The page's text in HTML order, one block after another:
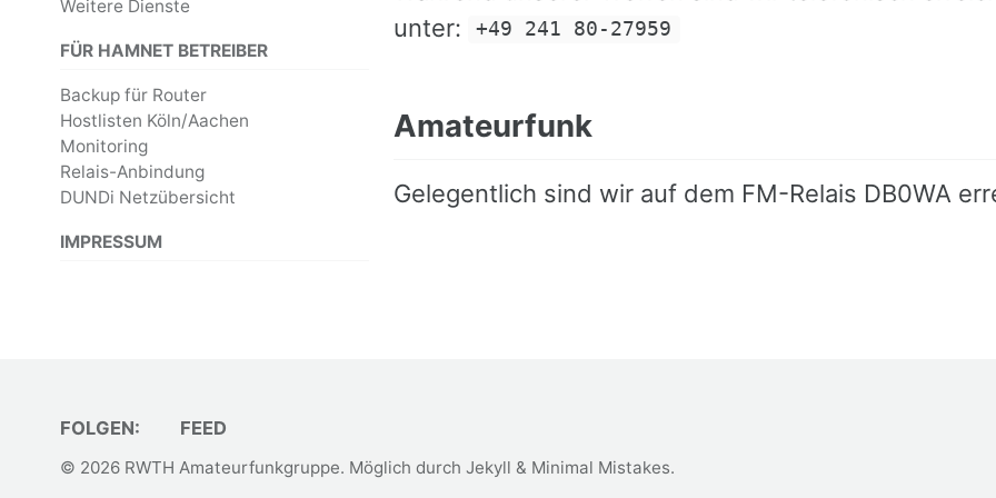
Weitere Dienste
FÜR HAMNET BETREIBER
Backup für Router
Hostlisten Köln/Aachen
Monitoring
Relais-Anbindung
DUNDi Netzübersicht
IMPRESSUM
unter:
+49 241 80-27959
Amateurfunk
Gelegentlich sind wir auf dem FM-Relais DB0WA
FOLGEN: FEED
© 2026 RWTH Amateurfunkgruppe. Möglich durch Jekyll & Minimal Mistakes.